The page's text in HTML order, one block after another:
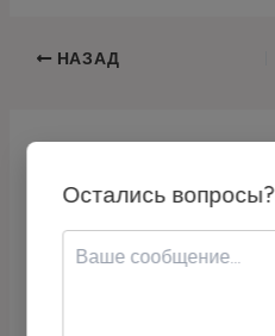
НАЗАД
Связанные
Остались